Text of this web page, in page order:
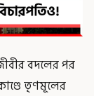
বদলের পর
তৃণমূলের